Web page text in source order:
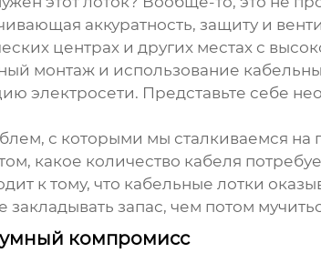
аккуратность, защиту и
центрах и других местах с
монтаж и использование
электросети. Представьте себе
с которыми мы сталкиваемся на
какое количество кабеля
к тому, что кабельные лотки
запас, чем потом
компромисс